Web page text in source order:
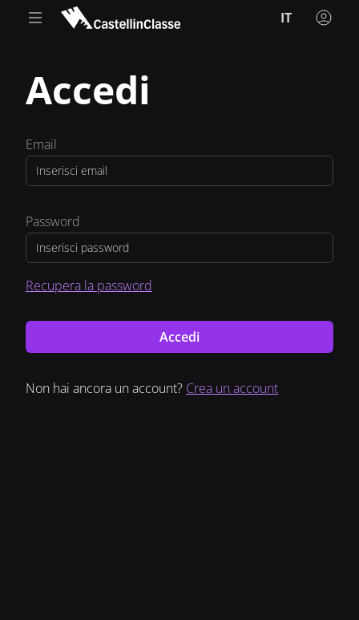
IT
Accedi
Email
Password
Recupera la password
Accedi
Non hai ancora un account? Crea un account